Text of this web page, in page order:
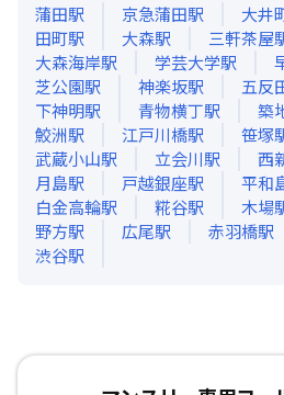
蒲田駅 京急蒲田駅 大井
田町駅 大森駅 三軒茶屋
大森海岸駅 学芸大学駅
芝公園駅 神楽坂駅 五反
下神明駅 青物横丁駅 築
鮫洲駅 江戸川橋駅 笹塚
武蔵小山駅 立会川駅 西
月島駅 戸越銀座駅 平和
白金高輪駅 糀谷駅 木場
野方駅 広尾駅 赤羽橋駅
渋谷駅